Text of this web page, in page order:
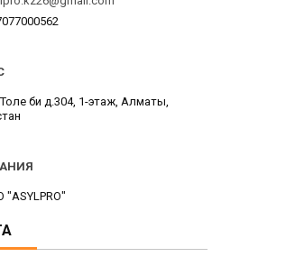
би д.304, 1-этаж, Алматы,
"ASYLPRO"